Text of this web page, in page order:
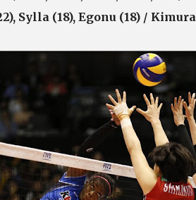
Sylla (18), Egonu (18) /